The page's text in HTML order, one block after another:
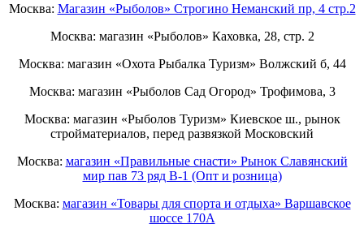
Москва: Магазин «Рыболов» Строгино Неманский пр, 4 стр.2
Москва: магазин «Рыболов» Каховка, 28, стр. 2
Москва: магазин «Охота Рыбалка Туризм» Волжский б, 44
Москва: магазин «Рыболов Сад Огород» Трофимова, 3
Москва: магазин «Рыболов Туризм» Киевское ш., рынок
стройматериалов, перед развязкой Московский
Москва: магазин «Правильные снасти» Рынок Славянский
мир пав 73 ряд B-1 (Опт и розница)
Москва: магазин «Товары для спорта и отдыха» Варшавское
шоссе 170А